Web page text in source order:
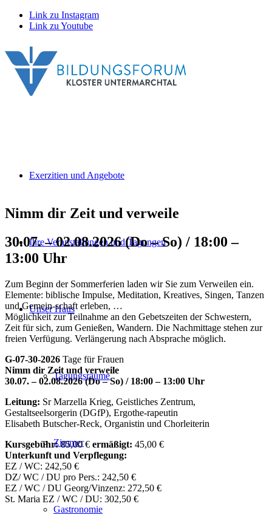
Link zu Instagram
Link zu Youtube
Exerzitien und Angebote
Ihre Veranstaltungen und Tagungen
Unser Haus
Tagungsräume
Zimmer
Gastronomie
Nimm dir Zeit und verweile
30.07. – 02.08.2026 (Do – So) / 18:00 –
13:00 Uhr
Zum Beginn der Sommerferien laden wir Sie zum Verweilen ein.
Elemente: biblische Impulse, Meditation, Kreatives, Singen, Tanzen
und Gemein-schaft erleben, …
Möglichkeit zur Teilnahme an den Gebetszeiten der Schwestern,
Zeit für sich, zum Genießen, Wandern. Die Nachmittage stehen zur
freien Verfügung. Verlängerung nach Absprache möglich.
G-07-30-2026 Tage für Frauen
Nimm dir Zeit und verweile
30.07. – 02.08.2026 (Do – So) / 18:00 – 13:00 Uhr
Leitung: Sr Marzella Krieg, Geistliches Zentrum,
Gestaltseelsorgerin (DGfP), Ergothe-rapeutin
Elisabeth Butscher-Reck, Organistin und Chorleiterin
Kursgebühr:85,00 € ermäßigt: 45,00 €
Unterkunft und Verpflegung:
EZ / WC: 242,50 €
DZ/ WC / DU pro Pers.: 242,50 €
EZ / WC / DU Georg/Vinzenz: 272,50 €
St. Maria EZ / WC / DU: 302,50 €